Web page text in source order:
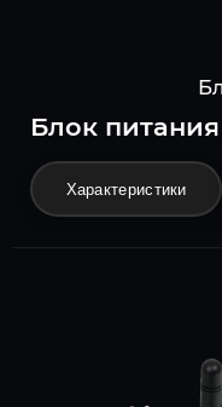
Блок
Характеристики